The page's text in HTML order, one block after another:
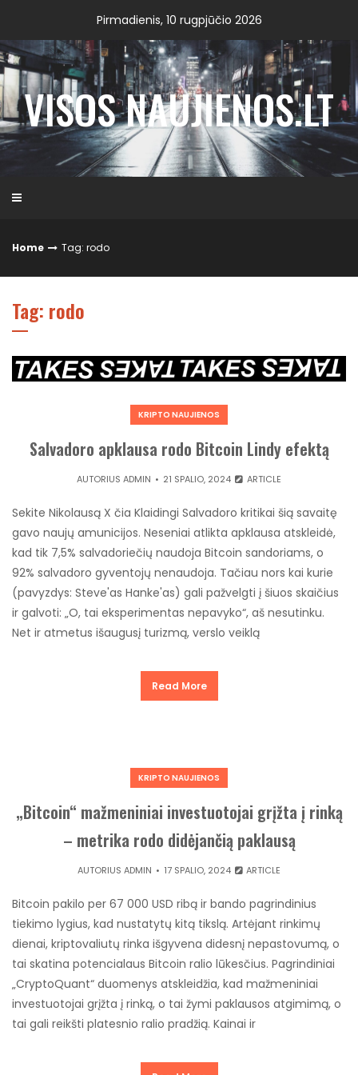
content
Pirmadienis, 10 rugpjūčio 2026
VISOS NAUJIENOS.LT
Home Tag: rodo
Tag: rodo
KRIPTO NAUJIENOS
Salvadoro apklausa rodo Bitcoin Lindy efektą
AUTORIUSADMIN 21 SPALIO, 2024 ARTICLE
Sekite Nikolausą X čia Klaidingi Salvadoro kritikai šią savaitę
gavo naujų amunicijos. Neseniai atlikta apklausa atskleidė,
kad tik 7,5% salvadoriečių naudoja Bitcoin sandoriams, o
92% salvadoro gyventojų nenaudoja. Tačiau nors kai kurie
(pavyzdys: Steve'as Hanke'as) gali pažvelgti į šiuos skaičius
ir galvoti: „O, tai eksperimentas nepavyko“, aš nesutinku.
Net ir atmetus išaugusį turizmą, verslo veiklą
Read More
KRIPTO NAUJIENOS
„Bitcoin“ mažmeniniai investuotojai grįžta į rinką
– metrika rodo didėjančią paklausą
AUTORIUS ADMIN 17 SPALIO, 2024 ARTICLE
Bitcoin pakilo per 67 000 USD ribą ir bando pagrindinius
tiekimo lygius, kad nustatytų kitą tikslą. Artėjant rinkimų
dienai, kriptovaliutų rinka išgyvena didesnį nepastovumą, o
tai skatina potencialaus Bitcoin ralio lūkesčius. Pagrindiniai
„CryptoQuant“ duomenys atskleidžia, kad mažmeniniai
investuotojai grįžta į rinką, o tai žymi paklausos atgimimą, o
tai gali reikšti platesnio ralio pradžią. Kainai ir